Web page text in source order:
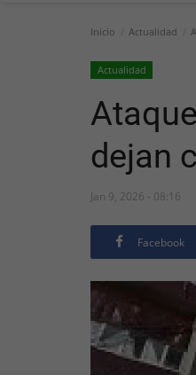
Inicio Actualidad
Actualidad
dejan
Jan 9, 2026 - 08:16
Facebook